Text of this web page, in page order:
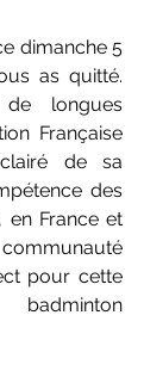
dimanche 5
as quitté.
de longues
Française
de sa
des
en France et
pour cette